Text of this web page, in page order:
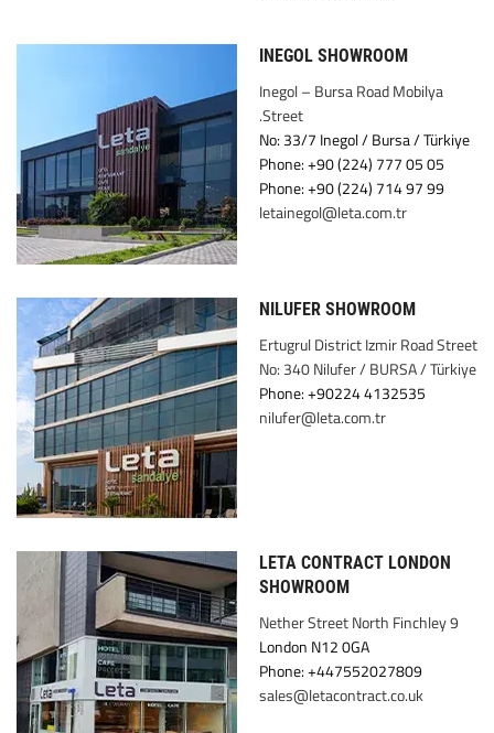
INEGOL SHOWROOM
Inegol – Bursa Road Mobilya
Street.
No: 33/7 Inegol / Bursa / Türkiye
Phone: +90 (224) 777 05 05
Phone: +90 (224) 714 97 99
letainegol@leta.com.tr
NILUFER SHOWROOM
Ertugrul District Izmir Road Street
No: 340 Nilufer / BURSA / Türkiye
Phone: +90224 4132535
nilufer@leta.com.tr
LETA CONTRACT LONDON
SHOWROOM
9 Nether Street North Finchley
London N12 0GA
Phone: +447552027809
sales@letacontract.co.uk